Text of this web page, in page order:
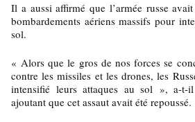
Il a aussi affirmé que l’armée russe
bombardements aériens massifs pour
sol.
« Alors que le gros de nos forces se
contre les missiles et les drones, les
intensifié leurs attaques au sol », a-t-
ajoutant que cet assaut avait été repoussé.